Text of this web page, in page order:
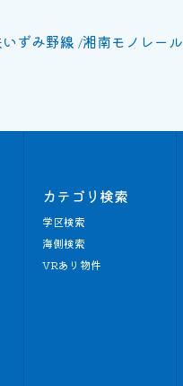
ずみ野線 湘南モノレール
カテゴリ検索
学区検索
海側検索
VRあり物件